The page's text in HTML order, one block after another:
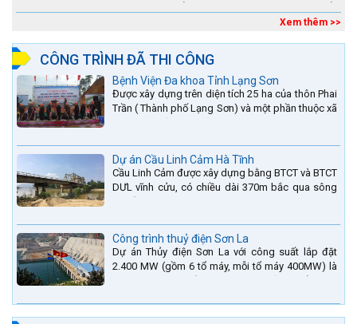
Xem thêm >>
CÔNG TRÌNH ĐÃ THI CÔNG
Bệnh Viện Đa khoa Tỉnh Lạng Sơn
Được xây dựng trên diện tích 25 ha của thôn Phai
Trần ( Thành phố Lạng Sơn) và một phần thuộc xã
Dự án Cầu Linh Cảm Hà Tĩnh
Cầu Linh Cảm được xây dựng bằng BTCT và BTCT
DƯL vĩnh cửu, có chiều dài 370m bắc qua sông
Công trình thuỷ điện Sơn La
Dự án Thủy điện Sơn La với công suất lắp đặt
2.400 MW (gồm 6 tổ máy, mỗi tổ máy 400MW) là